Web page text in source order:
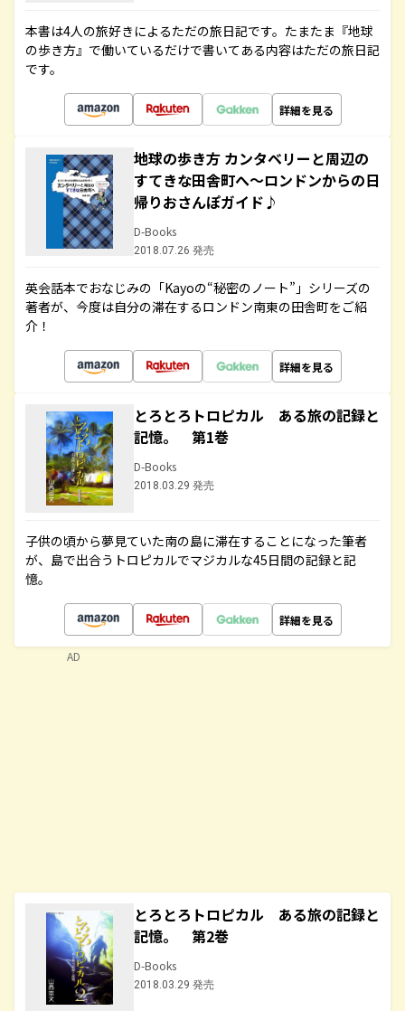
本書は4人の旅好きによるただの旅日記です。たまたま『地球
の歩き方』で働いているだけで書いてある内容はただの旅日記
です。
詳細を見る
地球の歩き方 カンタベリーと周辺の
すてきな田舎町へ～ロンドンからの日
帰りおさんぽガイド♪
D-Books
2018.07.26 発売
英会話本でおなじみの「Kayoの“秘密のノート”」シリーズの
著者が、今度は自分の滞在するロンドン南東の田舎町をご紹
介！
詳細を見る
とろとろトロピカル ある旅の記録と
記憶。 第1巻
D-Books
2018.03.29 発売
子供の頃から夢見ていた南の島に滞在することになった筆者
が、島で出合うトロピカルでマジカルな45日間の記録と記
憶。
詳細を見る
とろとろトロピカル ある旅の記録と
記憶。 第2巻
D-Books
2018.03.29 発売
AD